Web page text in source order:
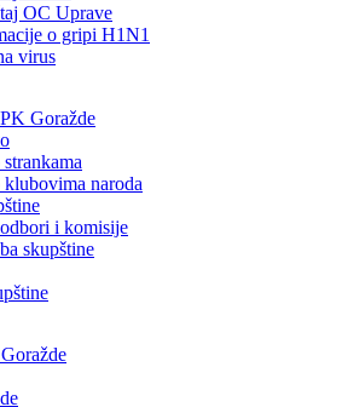
Vlade
prognozna služba Ministarstva privrede
o radu
OC Uprave
o gripi H1N1
virus
Goražde
naroda
i komisije
skupštine